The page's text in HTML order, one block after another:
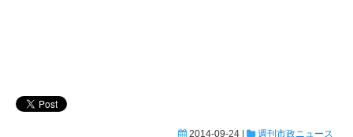
2014-09-24 | 週刊市政ニュース